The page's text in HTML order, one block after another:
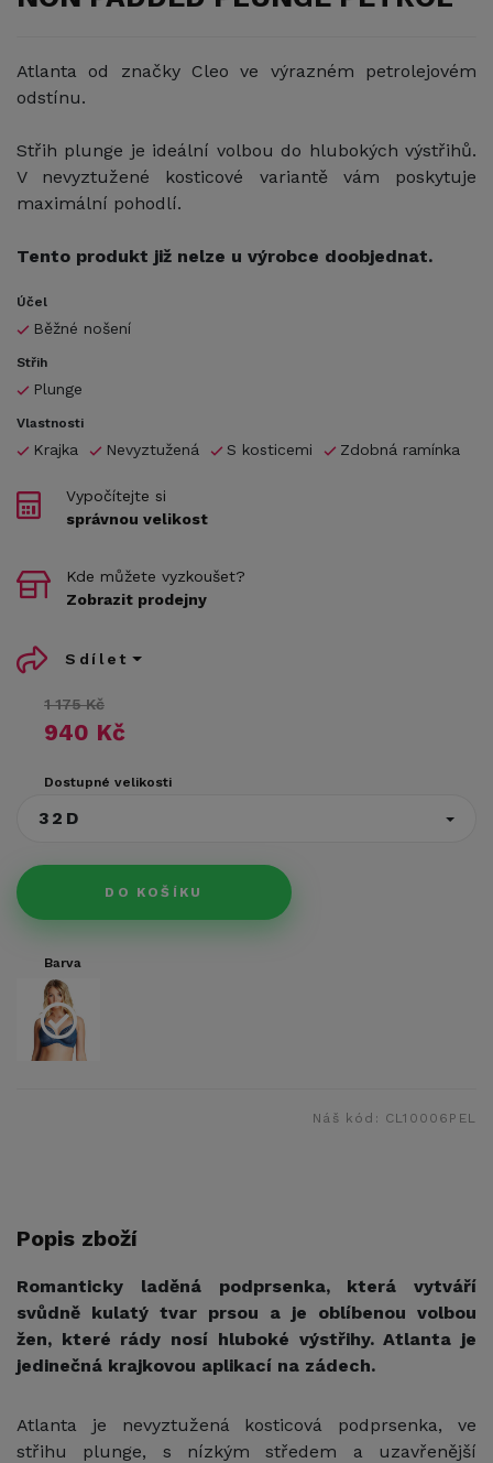
Atlanta od značky Cleo ve výrazném petrolejovém
odstínu.
Střih plunge je ideální volbou do hlubokých výstřihů.
V nevyztužené kosticové variantě vám poskytuje
maximální pohodlí.
Tento produkt již nelze u výrobce doobjednat.
Účel
Běžné nošení
Střih
Plunge
Vlastnosti
Krajka Nevyztužená S kosticemi Zdobná ramínka
1 175 Kč
940 Kč
Dostupné velikosti
32D
DO KOŠÍKU
Vypočítejte si
správnou velikost
Kde můžete vyzkoušet?
Zobrazit prodejny
Sdílet
Barva
Náš kód: CL10006PEL
Popis zboží
Romanticky laděná podprsenka, která vytváří
svůdně kulatý tvar prsou a je oblíbenou volbou
žen, které rády nosí hluboké výstřihy. Atlanta je
jedinečná krajkovou aplikací na zádech.
Atlanta je nevyztužená kosticová podprsenka, ve
střihu plunge,
s nízkým středem a uzavřenější